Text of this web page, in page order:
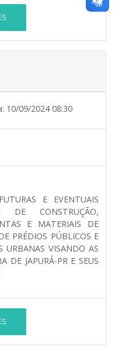
10/09/2024 08:30
E EVENTUAIS
DE CONSTRUÇÃO,
E MATERIAIS DE
PRÉDIOS PÚBLICOS E
URBANAS VISANDO AS
DE JAPURÁ-PR E SEUS